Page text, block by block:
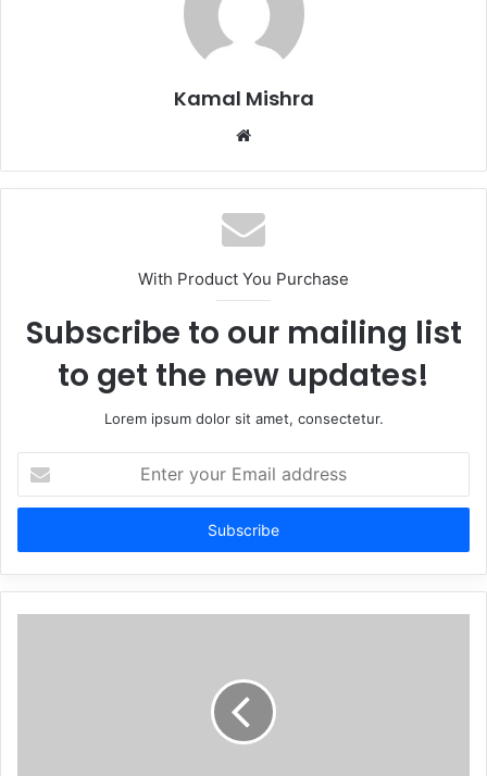
Kamal Mishra
Website
With Product You Purchase
Subscribe to our mailing list
to get the new updates!
Lorem ipsum dolor sit amet, consectetur.
your
Email